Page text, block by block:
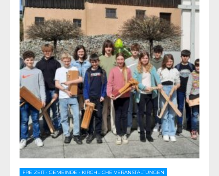
FREIZEIT• GEMEINDE • KIRCHLICHE VERANSTALTUNGEN